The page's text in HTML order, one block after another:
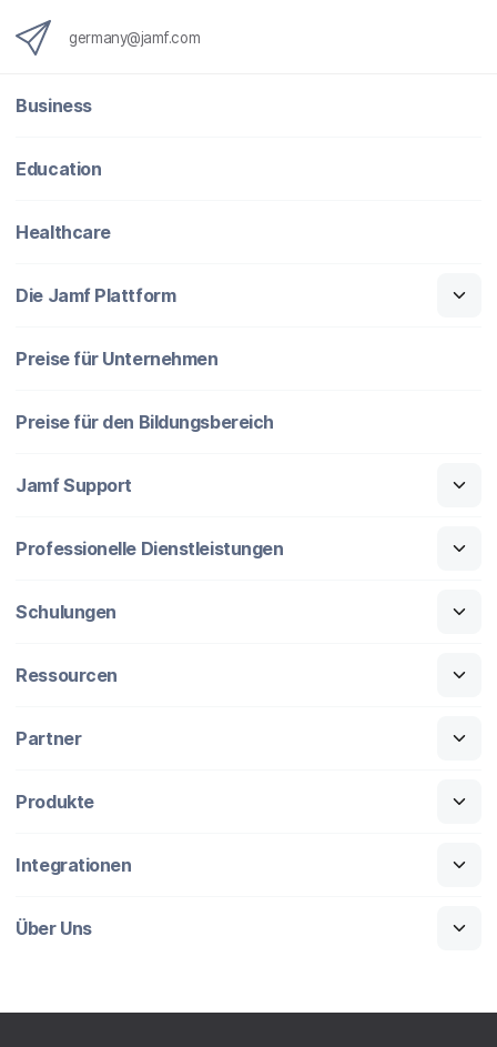
germany@jamf.com
Business
Education
Healthcare
Die Jamf Plattform
Preise für Unternehmen
Preise für den Bildungsbereich
Jamf Support
Professionelle Dienstleistungen
Schulungen
Ressourcen
Partner
Produkte
Integrationen
Über Uns